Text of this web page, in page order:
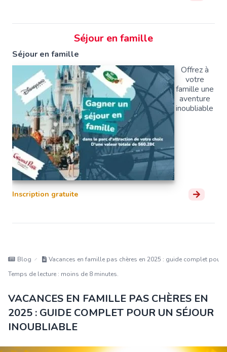
Blog
Vacances en famille pas chères en 2025 : guide complet pour
Temps de lecture : moins de 8 minutes.
VACANCES EN FAMILLE PAS CHÈRES EN
2025 : GUIDE COMPLET POUR UN SÉJOUR
INOUBLIABLE
Séjour en famille
Séjour en famille
Offrez à
votre
famille une
aventure
inoubliable
Inscription gratuite